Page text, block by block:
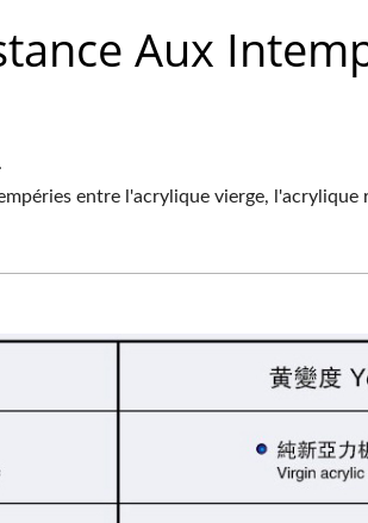
Aux
entre l'acrylique vierge, l'acrylique